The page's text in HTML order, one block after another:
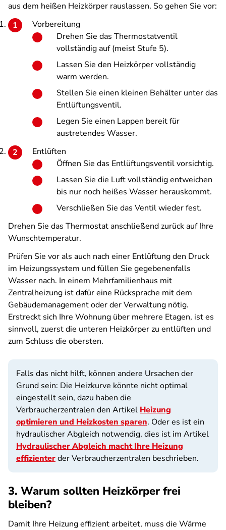
aus dem heißen Heizkörper rauslassen. So gehen Sie vor:
Vorbereitung
Drehen Sie das Thermostatventil
vollständig auf (meist Stufe 5).
Lassen Sie den Heizkörper vollständig
warm werden.
Stellen Sie einen kleinen Behälter unter das
Entlüftungsventil.
Legen Sie einen Lappen bereit für
austretendes Wasser.
Entlüften
Öffnen Sie das Entlüftungsventil vorsichtig.
Lassen Sie die Luft vollständig entweichen
bis nur noch heißes Wasser herauskommt.
Verschließen Sie das Ventil wieder fest.
Drehen Sie das Thermostat anschließend zurück auf Ihre
Wunschtemperatur.
Prüfen Sie vor als auch nach einer Entlüftung den Druck
im Heizungssystem und füllen Sie gegebenenfalls
Wasser nach. In einem Mehrfamilienhaus mit
Zentralheizung ist dafür eine Rücksprache mit dem
Gebäudemanagement oder der Verwaltung nötig.
Erstreckt sich Ihre Wohnung über mehrere Etagen, ist es
sinnvoll, zuerst die unteren Heizkörper zu entlüften und
zum Schluss die obersten.
Falls das nicht hilft, können andere Ursachen der
Grund sein: Die Heizkurve könnte nicht optimal
eingestellt sein, dazu haben die
Verbraucherzentralen den Artikel Heizung
optimieren und Heizkosten sparen. Oder es ist ein
hydraulischer Abgleich notwendig, dies ist im Artikel
Hydraulischer Abgleich macht Ihre Heizung
effizienterder Verbraucherzentralen beschrieben.
3. Warum sollten Heizkörper frei
bleiben?
Damit Ihre Heizung effizient arbeitet, muss die Wärme